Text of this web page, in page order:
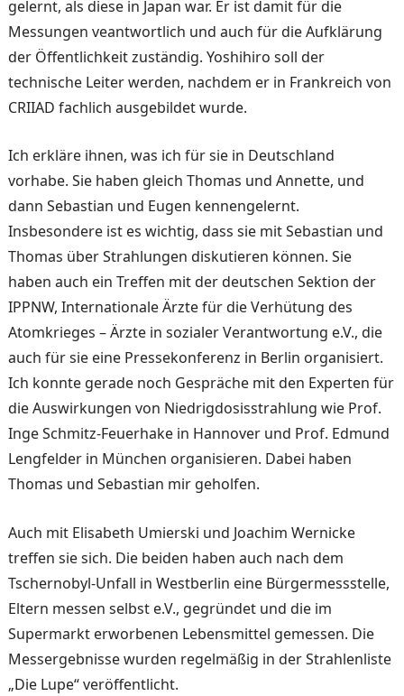
gelernt, als diese in Japan war. Er ist damit für die
Messungen veantwortlich und auch für die Aufklärung
der Öffentlichkeit zuständig. Yoshihiro soll der
technische Leiter werden, nachdem er in Frankreich von
CRIIAD fachlich ausgebildet wurde.
Ich erkläre ihnen, was ich für sie in Deutschland
vorhabe. Sie haben gleich Thomas und Annette, und
dann Sebastian und Eugen kennengelernt.
Insbesondere ist es wichtig, dass sie mit Sebastian und
Thomas über Strahlungen diskutieren können. Sie
haben auch ein Treffen mit der deutschen Sektion der
IPPNW, Internationale Ärzte für die Verhütung des
Atomkrieges – Ärzte in sozialer Verantwortung e.V., die
auch für sie eine Pressekonferenz in Berlin organisiert.
Ich konnte gerade noch Gespräche mit den Experten für
die Auswirkungen von Niedrigdosisstrahlung wie Prof.
Inge Schmitz-Feuerhake in Hannover und Prof. Edmund
Lengfelder in München organisieren. Dabei haben
Thomas und Sebastian mir geholfen.
Auch mit Elisabeth Umierski und Joachim Wernicke
treffen sie sich. Die beiden haben auch nach dem
Tschernobyl-Unfall in Westberlin eine Bürgermessstelle,
Eltern messen selbst e.V., gegründet und die im
Supermarkt erworbenen Lebensmittel gemessen. Die
Messergebnisse wurden regelmäßig in der Strahlenliste
„Die Lupe“ veröffentlicht.